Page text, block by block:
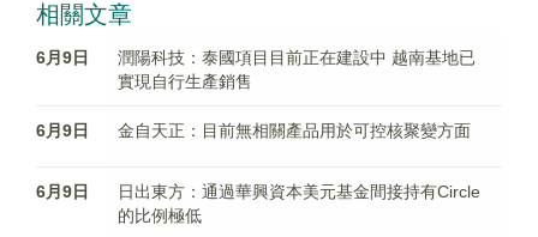
相關文章
6月9日
潤陽科技：泰國項目目前正在建設中 越南基地已
實現自行生產銷售
6月9日 金自天正：目前無相關產品用於可控核聚變方面
6月9日
日出東方：通過華興資本美元基金間接持有Circle
的比例極低